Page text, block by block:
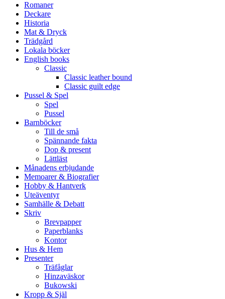
Romaner
Deckare
Historia
Mat & Dryck
Trädgård
Lokala böcker
English books
Classic
Classic leather bound
Classic guilt edge
Pussel & Spel
Spel
Pussel
Barnböcker
Till de små
Spännande fakta
Dop & present
Lättläst
Månadens erbjudande
Memoarer & Biografier
Hobby & Hantverk
Uteäventyr
Samhälle & Debatt
Skriv
Brevpapper
Paperblanks
Kontor
Hus & Hem
Presenter
Träfåglar
Hinzaväskor
Bukowski
Kropp & Själ